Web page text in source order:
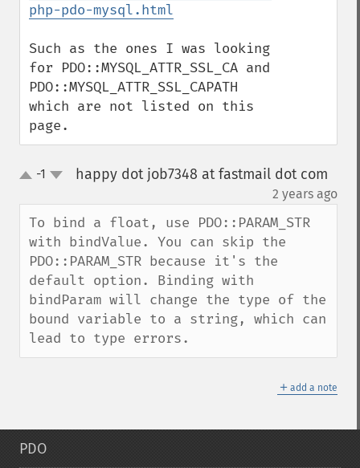
php-pdo-mysql.html
Such as the ones I was looking
for PDO::MYSQL_ATTR_SSL_CA and
PDO::MYSQL_ATTR_SSL_CAPATH
which are not listed on this
page.
up-1 happy dot job7348 at fastmail dot com
2 years ago
To bind a float, use PDO::PARAM_STR
with bindValue. You can skip the
PDO::PARAM_STR because it's the
default option. Binding with
bindParam will change the type of the
bound variable to a string, which can
lead to type errors.
＋ add a note
PDO